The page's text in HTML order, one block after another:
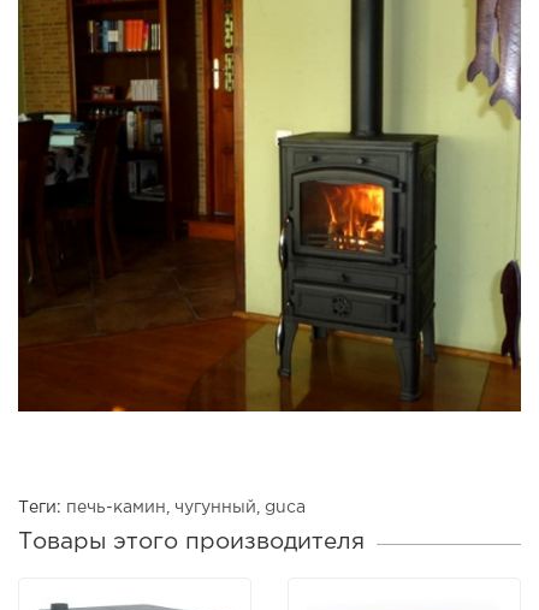
Теги: печь-камин чугунный guca
Товары этого производителя